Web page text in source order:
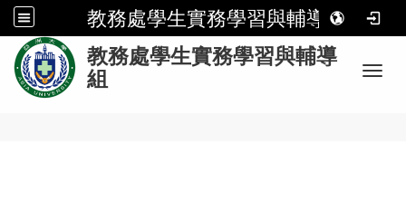
教務處學生實務學習與輔導組
教務處學生實務學習與輔導
組